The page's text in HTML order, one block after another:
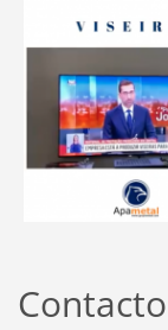
Contacto